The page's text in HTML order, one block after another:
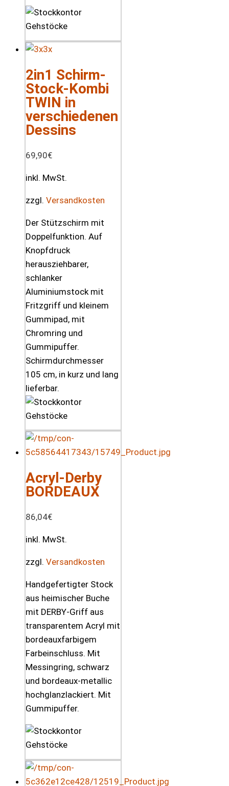
2in1 Schirm-
Stock-Kombi
TWIN in
verschiedenen
Dessins
69,90€
inkl. MwSt.
zzgl. Versandkosten
Der Stützschirm mit
Doppelfunktion. Auf
Knopfdruck
herausziehbarer,
schlanker
Aluminiumstock mit
Fritzgriff und kleinem
Gummipad, mit
Chromring und
Gummipuffer.
Schirmdurchmesser
105 cm, in kurz und lang
lieferbar.
Acryl-Derby
BORDEAUX
86,04€
inkl. MwSt.
zzgl. Versandkosten
Handgefertigter Stock
aus heimischer Buche
mit DERBY-Griff aus
transparentem Acryl mit
bordeauxfarbigem
Farbeinschluss. Mit
Messingring, schwarz
und bordeaux-metallic
hochglanzlackiert. Mit
Gummipuffer.